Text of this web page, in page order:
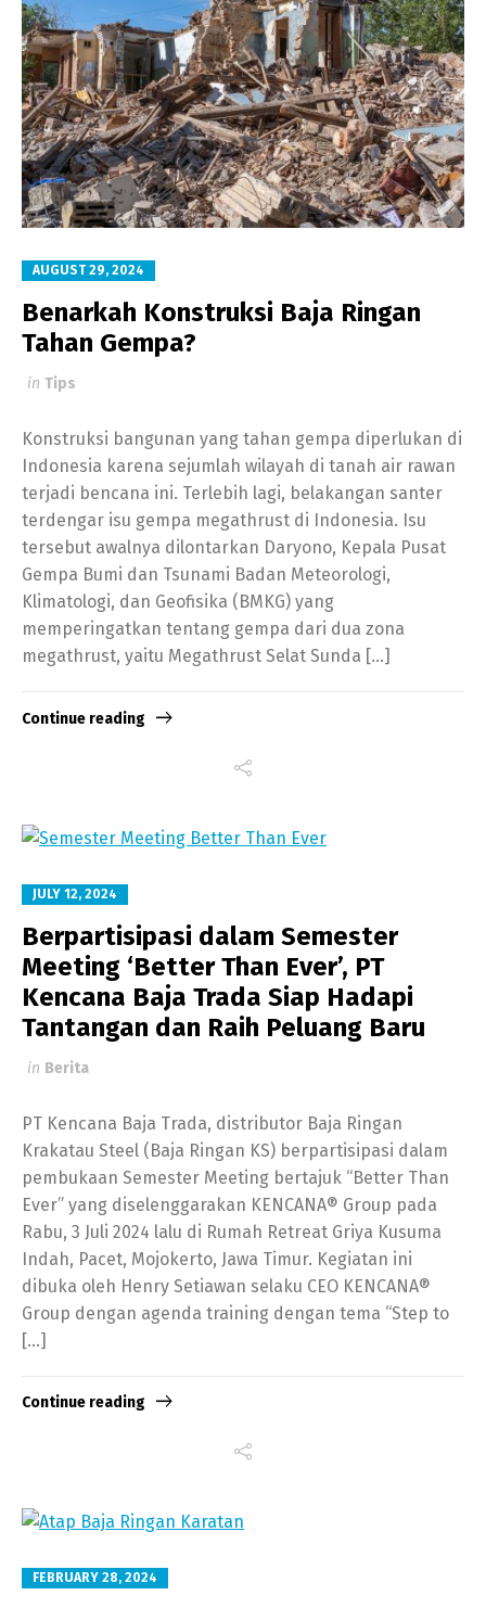
AUGUST 29, 2024
Benarkah Konstruksi Baja Ringan
Tahan Gempa?
in Tips
Konstruksi bangunan yang tahan gempa diperlukan di
Indonesia karena sejumlah wilayah di tanah air rawan
terjadi bencana ini. Terlebih lagi, belakangan santer
terdengar isu gempa megathrust di Indonesia. Isu
tersebut awalnya dilontarkan Daryono, Kepala Pusat
Gempa Bumi dan Tsunami Badan Meteorologi,
Klimatologi, dan Geofisika (BMKG) yang
memperingatkan tentang gempa dari dua zona
megathrust, yaitu Megathrust Selat Sunda […]
Continue reading
JULY 12, 2024
Berpartisipasi dalam Semester
Meeting ‘Better Than Ever’, PT
Kencana Baja Trada Siap Hadapi
Tantangan dan Raih Peluang Baru
in Berita
PT Kencana Baja Trada, distributor Baja Ringan
Krakatau Steel (Baja Ringan KS) berpartisipasi dalam
pembukaan Semester Meeting bertajuk “Better Than
Ever” yang diselenggarakan KENCANA® Group pada
Rabu, 3 Juli 2024 lalu di Rumah Retreat Griya Kusuma
Indah, Pacet, Mojokerto, Jawa Timur. Kegiatan ini
dibuka oleh Henry Setiawan selaku CEO KENCANA®
Group dengan agenda training dengan tema “Step to
[…]
Continue reading
FEBRUARY 28, 2024